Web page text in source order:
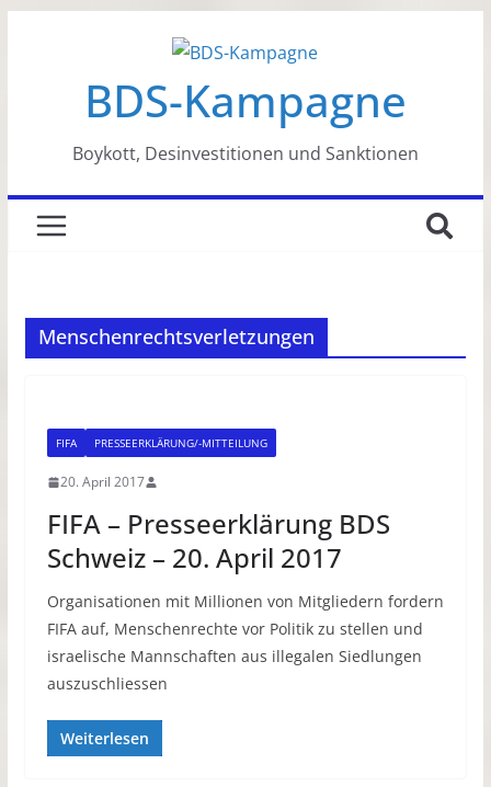
BDS-Kampagne
Boykott, Desinvestitionen und Sanktionen
Menschenrechtsverletzungen
FIFA PRESSEERKLÄRUNG/-MITTEILUNG
20. April 2017
FIFA – Presseerklärung BDS
Schweiz – 20. April 2017
Organisationen mit Millionen von Mitgliedern fordern
FIFA auf, Menschenrechte vor Politik zu stellen und
israelische Mannschaften aus illegalen Siedlungen
auszuschliessen
Weiterlesen